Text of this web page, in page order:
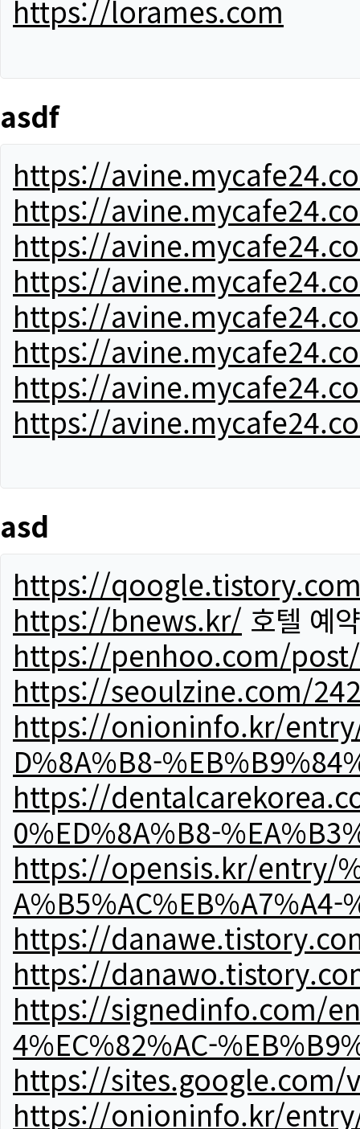
https://lorames.com
asdf
https://
https://
https://
https://
https://
https://
https://
https://
asd
https://
https://bnews.kr/ 호텔 예약
https://penhoo.com/
https://seoulzine.com/
https://onioninfo.kr/entry/
D%8A%B8-
https://
0%ED%8A%B8-
https://opensis.kr/entry/
A%B5%AC%EB%A7%A4-
https://
https://
https://signedinfo.com/
4%EC%82%AC-
https://sites.google.com/
https://onioninfo.kr/entry/